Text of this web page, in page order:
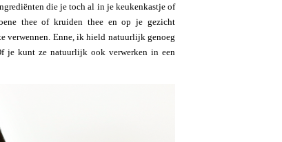
die je toch al in je keukenkastje of
thee of kruiden thee en op je gezicht
verwennen. Enne, ik hield natuurlijk genoeg
je kunt ze natuurlijk ook verwerken in een